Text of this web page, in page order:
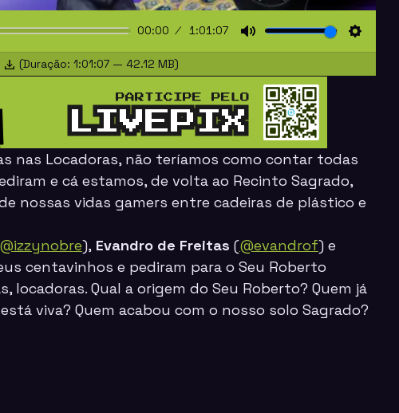
00:00 1:01:07
Mute Settings
(Duração: 1:01:07 — 42.12 MB)
nas Locadoras, não teríamos como contar todas
e cá estamos, de volta ao Recinto Sagrado,
nossas vidas gamers entre cadeiras de plástico e
@izzynobre), Evandro de Freitas (@evandrof) e
centavinhos e pediram para o Seu Roberto
locadoras. Qual a origem do Seu Roberto? Quem já
viva? Quem acabou com o nosso solo Sagrado?